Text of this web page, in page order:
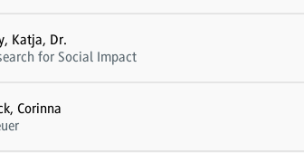
Katja, Dr.
for Social Impact
Corinna